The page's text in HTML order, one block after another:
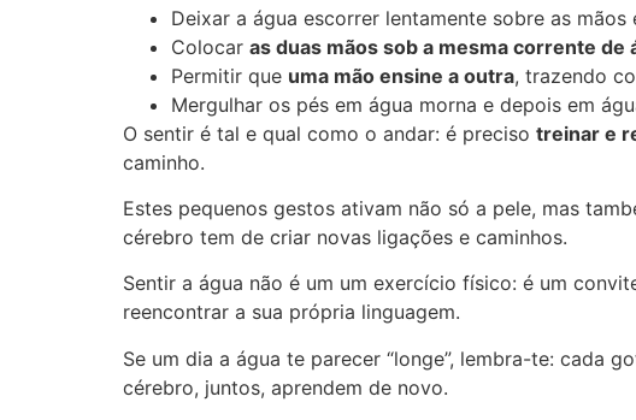
Deixar a água escorrer lentamente sobre as
Colocar as duas mãos sob a mesma corrente de
Permitir que uma mão ensine a outra, trazendo
Mergulhar os pés em água morna e depois em
O sentir é tal e qual como o andar: é preciso treinar e
caminho.
Estes pequenos gestos ativam não só a pele, mas
cérebro tem de criar novas ligações e caminhos.
Sentir a água não é um um exercício físico: é um
reencontrar a sua própria linguagem.
Se um dia a água te parecer “longe”, lembra-te: cada
cérebro, juntos, aprendem de novo.